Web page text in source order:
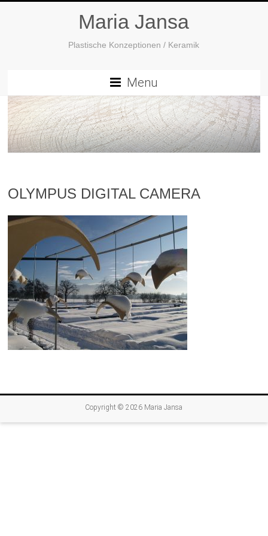
Maria Jansa
Plastische Konzeptionen / Keramik
Menu
OLYMPUS DIGITAL CAMERA
Copyright © 2026 Maria Jansa